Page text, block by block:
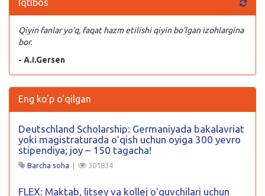
Iqtibos
Qiyin fanlar yo’q, faqat hazm etilishi qiyin bo’lgan izohlargina
bor.
- A.I.Gersen
Eng ko'p o'qilgan
Deutschland Scholarship: Germaniyada bakalavriat
yoki magistraturada oʻqish uchun oyiga 300 yevro
stipendiya; joy – 150 tagacha!
Barcha soha | 301834
FLEX: Maktab, litsey va kollej oʻquvchilari uchun